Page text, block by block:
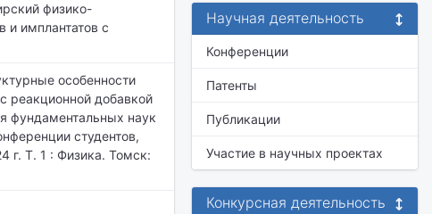
физико-
и имплантатов с
особенности
реакционной добавкой
фундаментальных наук
студентов,
г. Т. 1 : Физика. Томск:
Научная деятельность
Конференции
Патенты
Публикации
Участие в научных проектах
Конкурсная деятельность